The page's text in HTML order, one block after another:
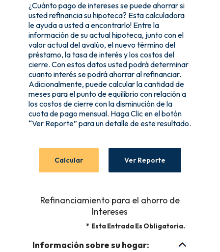
¿Cuánto pago de intereses se puede ahorrar si
usted refinancia su hipoteca? Esta calculadora
le ayuda a usted a encontrarlo! Entre la
información de su actual hipoteca, junto con el
valor actual del avalúo, el nuevo término del
préstamo, la tasa de interés y los costos del
cierre. Con estos datos usted podrá determinar
cuanto interés se podrá ahorrar al refinanciar.
Adicionalmente, puede calcular la cantidad de
meses para el punto de equilibrio con relación a
los costos de cierre con la disminución de la
cuota de pago mensual. Haga Clic en el botón
“Ver Reporte” para un detalle de este resultado.
Refinanciamiento para el ahorro de
Intereses
* Esta Entrada Es Obligatoria.
Información sobre su hogar: